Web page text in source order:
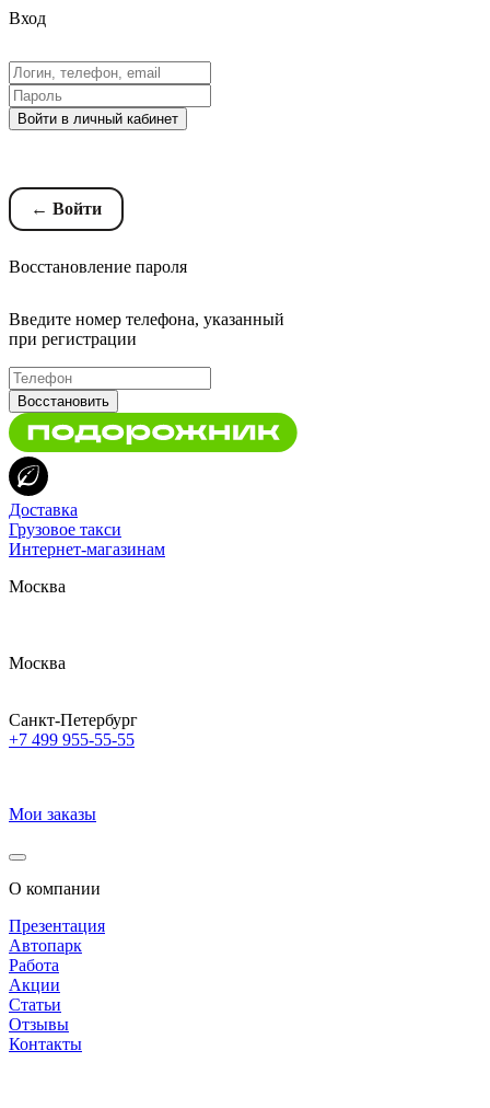
Вход
Войти в личный кабинет
← Войти
Восстановление пароля
Введите номер телефона, указанный
при регистрации
Восстановить
Доставка
Грузовое такси
Интернет-магазинам
Москва
Москва
Санкт-Петербург
+7 499 955-55-55
Мои заказы
О компании
Презентация
Автопарк
Работа
Акции
Статьи
Отзывы
Контакты